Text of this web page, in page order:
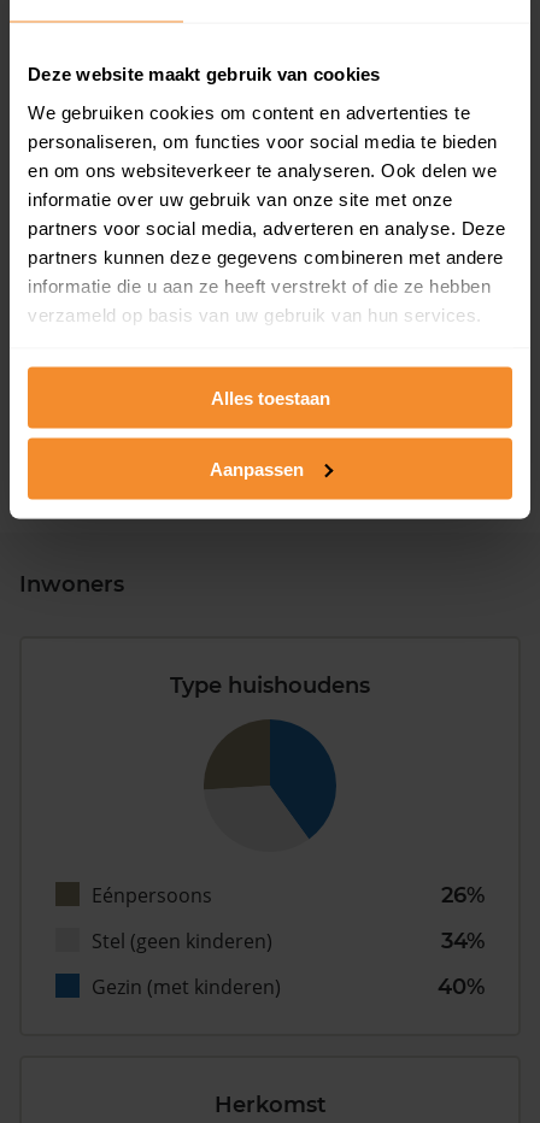
Deze website maakt gebruik van cookies
We gebruiken cookies om content en advertenties te
personaliseren, om functies voor social media te bieden
en om ons websiteverkeer te analyseren. Ook delen we
informatie over uw gebruik van onze site met onze
partners voor social media, adverteren en analyse. Deze
partners kunnen deze gegevens combineren met andere
informatie die u aan ze heeft verstrekt of die ze hebben
verzameld op basis van uw gebruik van hun services.
Alles toestaan
Aanpassen
T/m 1945
0%
2008 of later
3%
Inwoners
Type huishoudens
Eénpersoons
26%
Stel (geen kinderen)
34%
Gezin (met kinderen)
40%
Herkomst